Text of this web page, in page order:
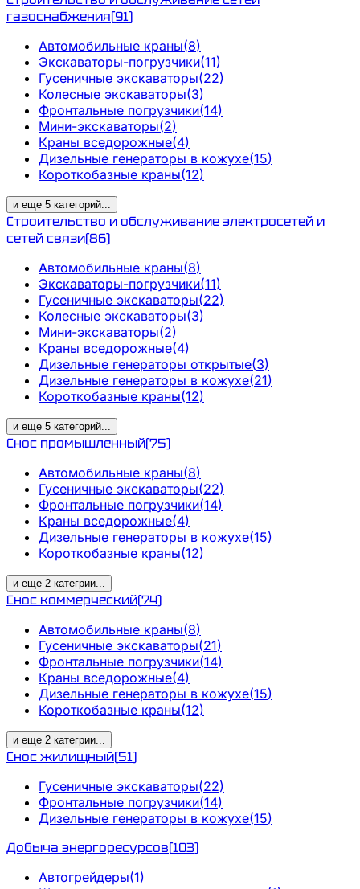
газоснабжения(91)
Автомобильные краны(8)
Экскаваторы-погрузчики(11)
Гусеничные экскаваторы(22)
Колесные экскаваторы(3)
Фронтальные погрузчики(14)
Мини-экскаваторы(2)
Краны вседорожные(4)
Дизельные генераторы в кожухе(15)
Короткобазные краны(12)
и еще 5 категорий...
Строительство и обслуживание электросетей и
сетей связи(86)
Автомобильные краны(8)
Экскаваторы-погрузчики(11)
Гусеничные экскаваторы(22)
Колесные экскаваторы(3)
Мини-экскаваторы(2)
Краны вседорожные(4)
Дизельные генераторы открытые(3)
Дизельные генераторы в кожухе(21)
Короткобазные краны(12)
и еще 5 категорий...
Снос промышленный(75)
Автомобильные краны(8)
Гусеничные экскаваторы(22)
Фронтальные погрузчики(14)
Краны вседорожные(4)
Дизельные генераторы в кожухе(15)
Короткобазные краны(12)
и еще 2 категрии...
Снос коммерческий(74)
Автомобильные краны(8)
Гусеничные экскаваторы(21)
Фронтальные погрузчики(14)
Краны вседорожные(4)
Дизельные генераторы в кожухе(15)
Короткобазные краны(12)
и еще 2 категрии...
Снос жилищный(51)
Гусеничные экскаваторы(22)
Фронтальные погрузчики(14)
Дизельные генераторы в кожухе(15)
Добыча энергоресурсов(103)
Автогрейдеры(1)